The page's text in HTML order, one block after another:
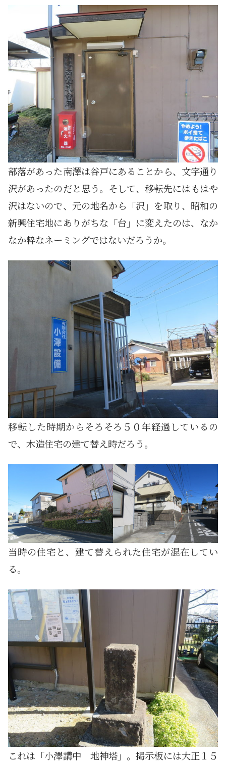
部落があった南澤は谷戸にあることから、文字通り
沢があったのだと思う。そして、移転先にはもはや
沢はないので、元の地名から「沢」を取り、昭和の
新興住宅地にありがちな「台」に変えたのは、なか
なか粋なネーミングではないだろうか。
移転した時期からそろそろ５０年経過しているの
で、木造住宅の建て替え時だろう。
当時の住宅と、建て替えられた住宅が混在してい
る。
これは「小澤講中 地神塔」。掲示板には大正１５